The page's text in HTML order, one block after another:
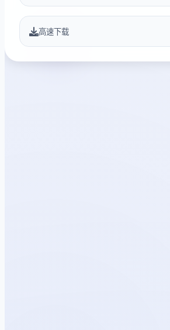
高速下载